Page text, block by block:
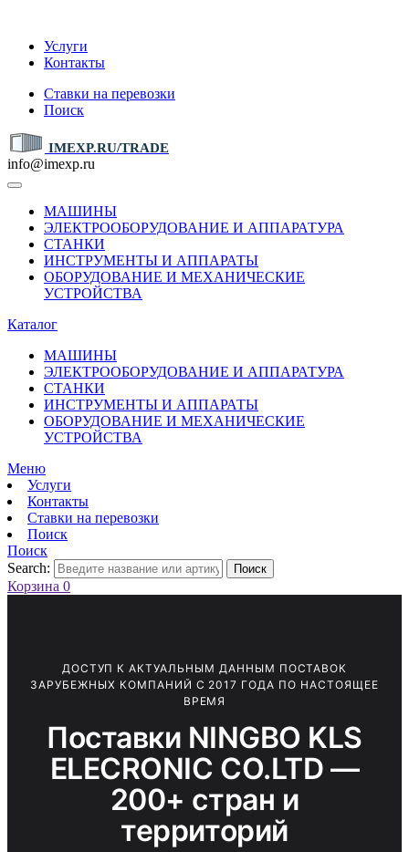
Услуги
Контакты
Ставки на перевозки
Поиск
IMEXP.RU/TRADE
info@imexp.ru
МАШИНЫ
ЭЛЕКТРООБОРУДОВАНИЕ И АППАРАТУРА
СТАНКИ
ИНСТРУМЕНТЫ И АППАРАТЫ
ОБОРУДОВАНИЕ И МЕХАНИЧЕСКИЕ
УСТРОЙСТВА
Каталог
МАШИНЫ
ЭЛЕКТРООБОРУДОВАНИЕ И АППАРАТУРА
СТАНКИ
ИНСТРУМЕНТЫ И АППАРАТЫ
ОБОРУДОВАНИЕ И МЕХАНИЧЕСКИЕ
УСТРОЙСТВА
Меню
Услуги
Контакты
Ставки на перевозки
Поиск
Поиск
Search:
Поиск
Корзина 0
ДОСТУП К АКТУАЛЬНЫМ ДАННЫМ ПОСТАВОК
ЗАРУБЕЖНЫХ КОМПАНИЙ С 2017 ГОДА ПО НАСТОЯЩЕЕ
ВРЕМЯ
Поставки NINGBO KLS
ELECRONIC CO.LTD —
200+ стран и
территорий